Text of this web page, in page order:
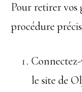
Pour retirer vos
procédure
le site de